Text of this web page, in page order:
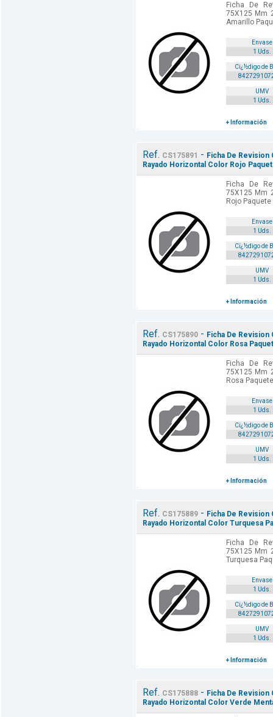
Ficha De
75X125 Mm
Amarillo
Envase
1 Uds.
Cï¿½digo de
UMV
1 Uds.
+ Información
Ref. CS175891 - Ficha De Revision
Rayado Horizontal Color Rojo
Ficha De
75X125 Mm
Rojo
Envase
1 Uds.
Cï¿½digo de
UMV
1 Uds.
+ Información
Ref. CS175890- Ficha De Revision
Rayado Horizontal Color Rosa
Ficha De
75X125 Mm
Rosa
Envase
1 Uds.
Cï¿½digo de
UMV
1 Uds.
+ Información
Ref. CS175889- Ficha De Revision
Rayado Horizontal Color Turquesa
Ficha De
75X125 Mm
Turquesa
Envase
1 Uds.
Cï¿½digo de
UMV
1 Uds.
+ Información
Ref. CS175888- Ficha De Revision
Rayado Horizontal Color Verde